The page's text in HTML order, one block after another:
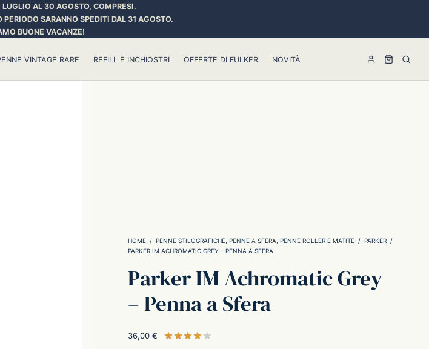
LUGLIO AL 30 AGOSTO, COMPRESI.
SARANNO SPEDITI DAL 31 AGOSTO.
BUONE VACANZE!
VINTAGE RARE REFILL E INCHIOSTRI OFFERTE DI FULKER NOVITÀ
HOME / PENNE STILOGRAFICHE, PENNE A SFERA, PENNE ROLLER E MATITE / PARKER
/
PARKER IM ACHROMATIC GREY – PENNA A SFERA
Parker IM Achromatic Grey
– Penna a Sfera
36,00 €